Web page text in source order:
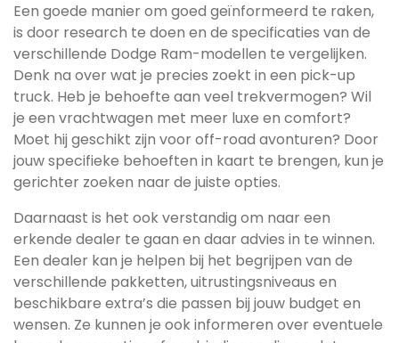
Een goede manier om goed geïnformeerd te raken,
is door research te doen en de specificaties van de
verschillende Dodge Ram-modellen te vergelijken.
Denk na over wat je precies zoekt in een pick-up
truck. Heb je behoefte aan veel trekvermogen? Wil
je een vrachtwagen met meer luxe en comfort?
Moet hij geschikt zijn voor off-road avonturen? Door
jouw specifieke behoeften in kaart te brengen, kun je
gerichter zoeken naar de juiste opties.
Daarnaast is het ook verstandig om naar een
erkende dealer te gaan en daar advies in te winnen.
Een dealer kan je helpen bij het begrijpen van de
verschillende pakketten, uitrustingsniveaus en
beschikbare extra’s die passen bij jouw budget en
wensen. Ze kunnen je ook informeren over eventuele